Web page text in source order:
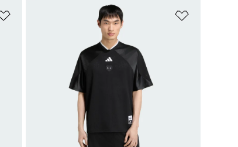
Añadir a la lista de deseos